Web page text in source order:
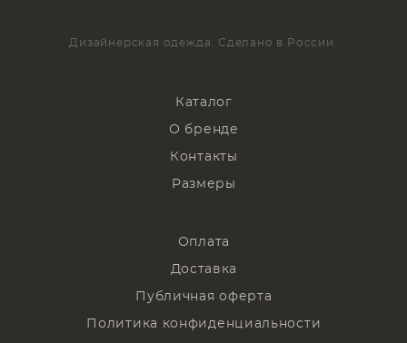
Дизайнерская одежда. Сделано в России.
Каталог
О бренде
Контакты
Размеры
Оплата
Доставка
Публичная оферта
Политика конфиденциальности